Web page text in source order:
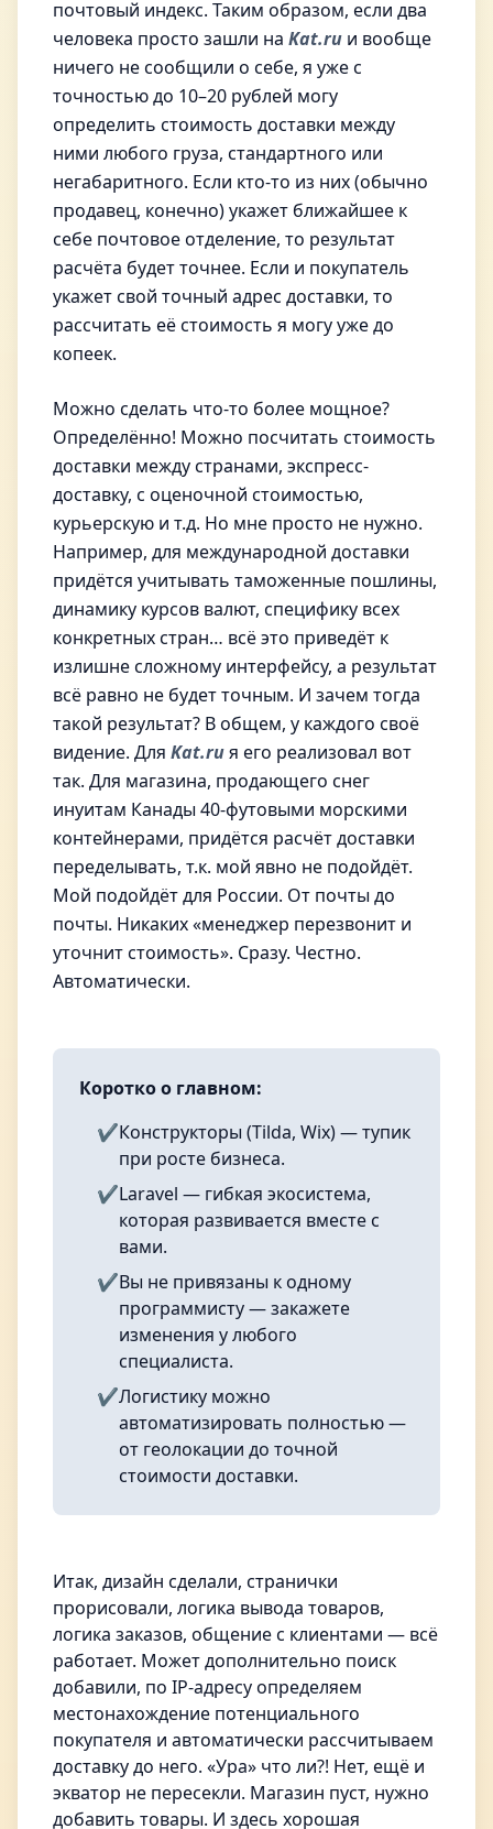
почтовый индекс. Таким образом, если два
человека просто зашли на Kat.ru и вообще
ничего не сообщили о себе, я уже с
точностью до 10–20 рублей могу
определить стоимость доставки между
ними любого груза, стандартного или
негабаритного. Если кто-то из них (обычно
продавец, конечно) укажет ближайшее к
себе почтовое отделение, то результат
расчёта будет точнее. Если и покупатель
укажет свой точный адрес доставки, то
рассчитать её стоимость я могу уже до
копеек.
Можно сделать что-то более мощное?
Определённо! Можно посчитать стоимость
доставки между странами, экспресс-
доставку, с оценочной стоимостью,
курьерскую и т.д. Но мне просто не нужно.
Например, для международной доставки
придётся учитывать таможенные пошлины,
динамику курсов валют, специфику всех
конкретных стран… всё это приведёт к
излишне сложному интерфейсу, а результат
всё равно не будет точным. И зачем тогда
такой результат? В общем, у каждого своё
видение. Для Kat.ruя его реализовал вот
так. Для магазина, продающего снег
инуитам Канады 40-футовыми морскими
контейнерами, придётся расчёт доставки
переделывать, т.к. мой явно не подойдёт.
Мой подойдёт для России. От почты до
почты. Никаких «менеджер перезвонит и
уточнит стоимость». Сразу. Честно.
Автоматически.
Коротко о главном:
✔️Конструкторы (Tilda, Wix) — тупик
при росте бизнеса.
✔️Laravel — гибкая экосистема,
которая развивается вместе с
вами.
✔️Вы не привязаны к одному
программисту — закажете
изменения у любого
специалиста.
✔️Логистику можно
автоматизировать полностью —
от геолокации до точной
стоимости доставки.
Итак, дизайн сделали, странички
прорисовали, логика вывода товаров,
логика заказов, общение с клиентами — всё
работает. Может дополнительно поиск
добавили, по IP-адресу определяем
местонахождение потенциального
покупателя и автоматически рассчитываем
доставку до него. «Ура» что ли?! Нет, ещё и
экватор не пересекли. Магазин пуст, нужно
добавить товары. И здесь хорошая